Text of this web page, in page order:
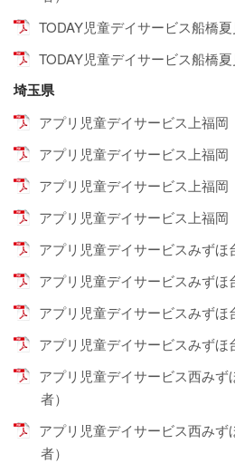
TODAY児童デイサービス船橋夏
TODAY児童デイサービス船橋夏
埼玉県
アプリ児童デイサービス上福岡
アプリ児童デイサービス上福岡
アプリ児童デイサービス上福岡
アプリ児童デイサービス上福岡
アプリ児童デイサービスみずほ
アプリ児童デイサービスみずほ
アプリ児童デイサービスみずほ
アプリ児童デイサービスみずほ
アプリ児童デイサービス西み
者）
アプリ児童デイサービス西み
者）